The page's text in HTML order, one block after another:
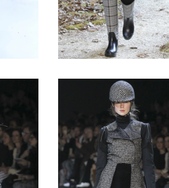
neler oluyor? Yeni fikirler, öne çıkan
trendler, ünlülerden güzelllik sırları
haberdar olmak için haftalık e-